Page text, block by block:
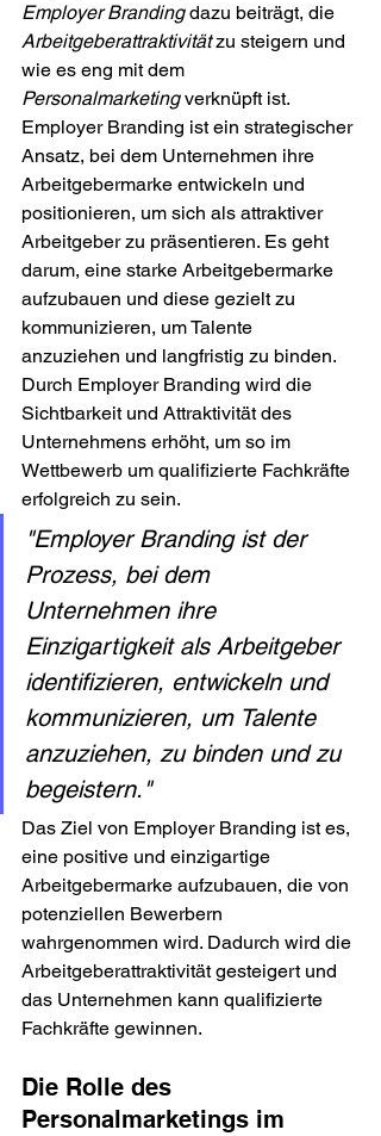
Employer Branding dazu beiträgt, die
Arbeitgeberattraktivität zu steigern und
wie es eng mit dem
Personalmarketing verknüpft ist.
Employer Branding ist ein strategischer
Ansatz, bei dem Unternehmen ihre
Arbeitgebermarke entwickeln und
positionieren, um sich als attraktiver
Arbeitgeber zu präsentieren. Es geht
darum, eine starke Arbeitgebermarke
aufzubauen und diese gezielt zu
kommunizieren, um Talente
anzuziehen und langfristig zu binden.
Durch Employer Branding wird die
Sichtbarkeit und Attraktivität des
Unternehmens erhöht, um so im
Wettbewerb um qualifizierte Fachkräfte
erfolgreich zu sein.
"Employer Branding ist der
Prozess, bei dem
Unternehmen ihre
Einzigartigkeit als Arbeitgeber
identifizieren, entwickeln und
kommunizieren, um Talente
anzuziehen, zu binden und zu
begeistern."
Das Ziel von Employer Branding ist es,
eine positive und einzigartige
Arbeitgebermarke aufzubauen, die von
potenziellen Bewerbern
wahrgenommen wird. Dadurch wird die
Arbeitgeberattraktivität gesteigert und
das Unternehmen kann qualifizierte
Fachkräfte gewinnen.
Die Rolle des
Personalmarketings im